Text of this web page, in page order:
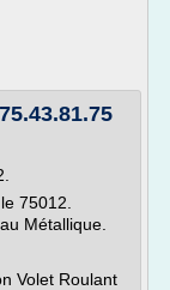
75012.
Métallique.
Volet Roulant